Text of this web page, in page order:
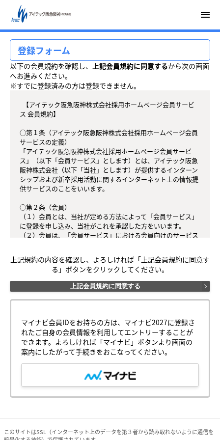
menu
登録フォーム
以下の会員規約を確認し、 上記会員規約に同意するから次の画面
へお進みください。
※すでに登録済みの方は登録できません。
ス 会員規約】
○第１条（アイテック阪急阪神株式会社採用ホームページ会員
サービスの定義）
「アイテック阪急阪神株式会社採用ホームページ会員サービ
ス」（以下「会員サービス」とします）とは、アイテック阪急
阪神株式会社（以下「当社」とします）が提供するインターン
シップおよび新卒採用活動に関するインターネット上の情報提
供サービスのことをいいます。
○第２条（会員）
（１）会員とは、当社が定める方法によって「会員サービス」
に登録を申し込み、当社がこれを承認した方をいいます。
（２）会員は、「会員サービス」における会員向けのサービス
ん。会員が「会員サービス」を利用したときは、この会員規約
を承認したものとみなします。
○第３条（会員ＩＤ番号とパスワード）
（１）会員は、会員ＩＤ番号を付与され、パスワードを登録す
場合は、会員ＩＤ番号を付与されないことがあります。
（２）会員は、会員ＩＤ番号及びパスワードを第三者に譲渡も
しくは貸与してはなりません。
（３）会員の会員ＩＤ番号及びパスワードの管理および使用は
会員の責任とし、これらの使用上の過誤または第三者による不
正使用等については、当社は一切の責任を負わないものとしま
（２）当社は、会員への事前の通知なくして、「会員サービ
ス」を変更、中断、中止することがあり、会員はこれを承諾す
上記規約の内容を確認し、よろしければ「上記会員規約に同意す
る」ボタンをクリックしてください。
上記会員規約に同意する
マイナビ会員IDをお持ちの方は、マイナビ2027に登録さ
れたご自身の会員情報を利用してエントリーすることが
できます。よろしければ「マイナビ」ボタンより画面の
案内にしたがって手続きをおこなってください。
このサイトはSSL（インターネット上のデータを第３者から読み取れないように通信を